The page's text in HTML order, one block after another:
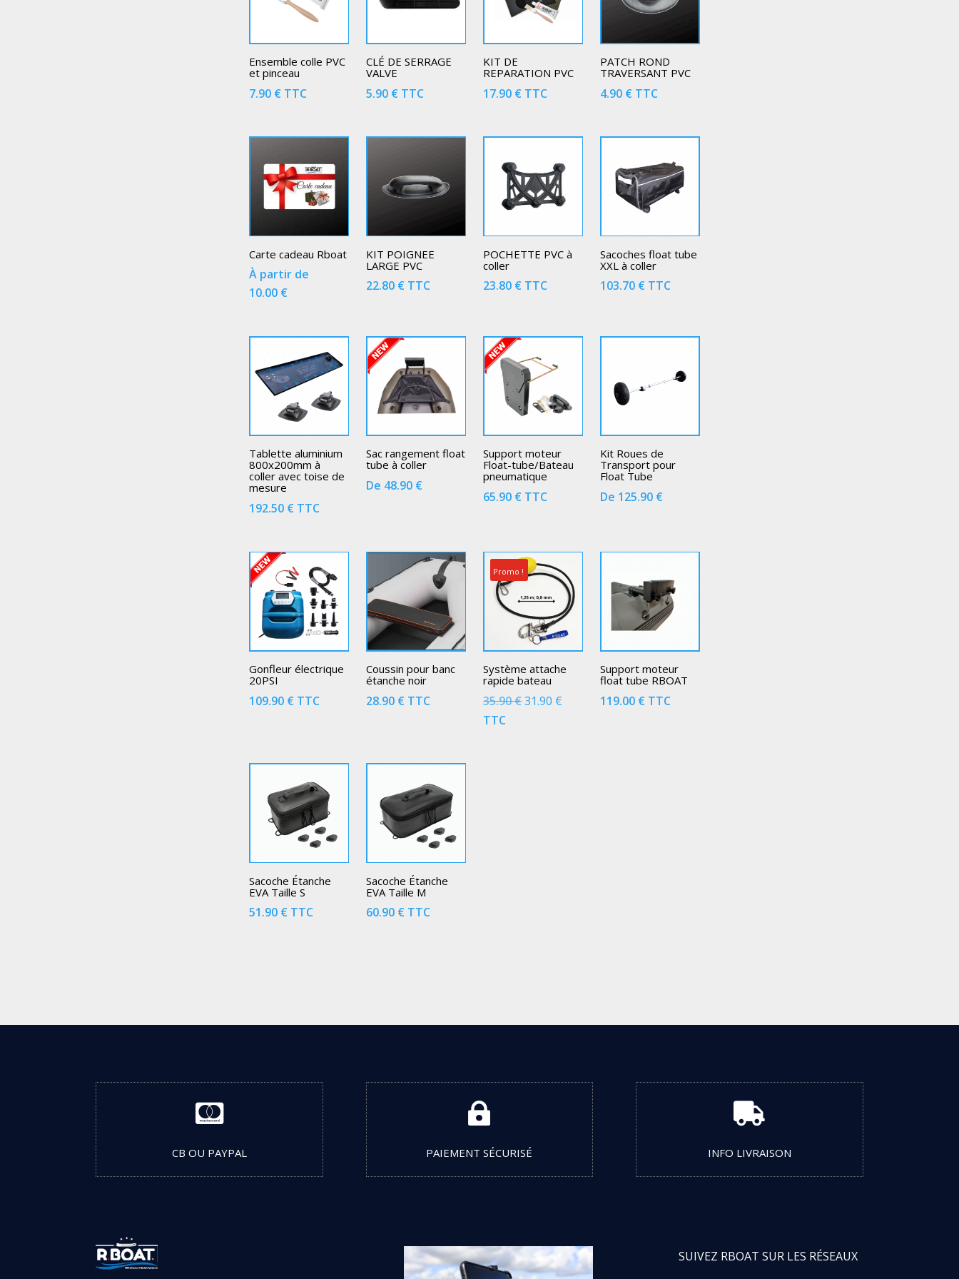
Ensemble colle PVC
et pinceau
7.90 € TTC
CLÉ DE SERRAGE
VALVE
5.90 € TTC
KIT DE
REPARATION PVC
17.90 € TTC
PATCH ROND
TRAVERSANT PVC
4.90 € TTC
Carte cadeau Rboat
À partir de
10.00 €
KIT POIGNEE
LARGE PVC
22.80 € TTC
POCHETTE PVC à
coller
23.80 € TTC
Sacoches float tube
XXL à coller
103.70 € TTC
Tablette aluminium
800x200mm à
coller avec toise de
mesure
192.50 € TTC
Sac rangement float
tube à coller
De 48.90 €
Support moteur
Float-tube/Bateau
pneumatique
65.90 € TTC
Kit Roues de
Transport pour
Float Tube
De 125.90 €
Gonfleur électrique
20PSI
109.90 € TTC
Coussin pour banc
étanche noir
28.90 € TTC
Promo !
Système attache
rapide bateau
35.90€Le
31.90 €
TTC
Support moteur
float tube RBOAT
119.00 € TTC
Sacoche Étanche
EVA Taille S
51.90 € TTC
Sacoche Étanche
EVA Taille M
60.90 € TTC

CB OU PAYPAL

PAIEMENT SÉCURISÉ

INFO LIVRAISON
SUIVEZ RBOAT SUR LES RÉSEAUX